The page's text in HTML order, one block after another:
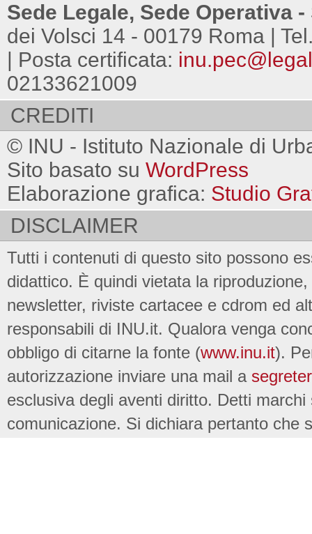
Sede Legale, Sede Operativa
dei Volsci 14 - 00179 Roma |
| Posta certificata:
02133621009
CREDITI
© INU - Istituto Nazionale di
Sito basato su WordPress
Elaborazione grafica: Studio
DISCLAIMER
Tutti i contenuti di questo sito possono
didattico. È quindi vietata la
newsletter, riviste cartacee e cdrom ed
responsabili di INU.it. Qualora venga
obbligo di citarne la fonte (www.inu.it).
autorizzazione inviare una mail a
esclusiva degli aventi diritto. Detti
comunicazione. Si dichiara pertanto che